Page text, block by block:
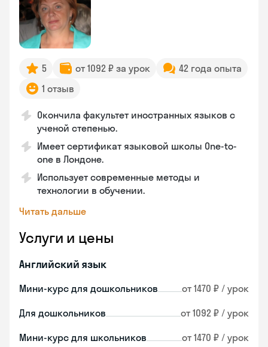
5 от 1092 ₽ за урок
42 года опыта
1 отзыв
Окончила факультет иностранных языков с
ученой степенью.
Имеет сертификат языковой школы One-to-
one в Лондоне.
Использует современные методы и
технологии в обучении.
Читать дальше
Услуги и цены
Английский язык
Мини-курс для дошкольников от 1470 ₽ / урок
Для дошкольников от 1092 ₽ / урок
Мини-курс для школьников от 1470 ₽ / урок